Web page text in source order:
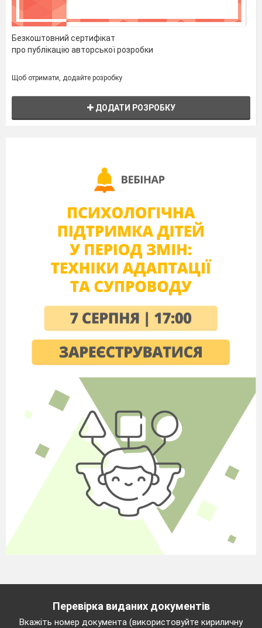
Безкоштовний сертифікат
про публікацію авторської розробки
Щоб отримати, додайте розробку
ДОДАТИ РОЗРОБКУ
Перевірка виданих документів
Вкажіть номер документа (використовуйте кириличну